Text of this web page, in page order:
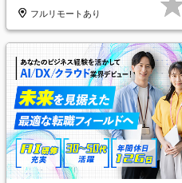
フルリモートあり